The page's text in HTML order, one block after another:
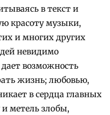
в текст и
красоту музыки,
и многих других
невидимо
возможность
жизнь; любовью,
в сердца главных
и метель злобы,